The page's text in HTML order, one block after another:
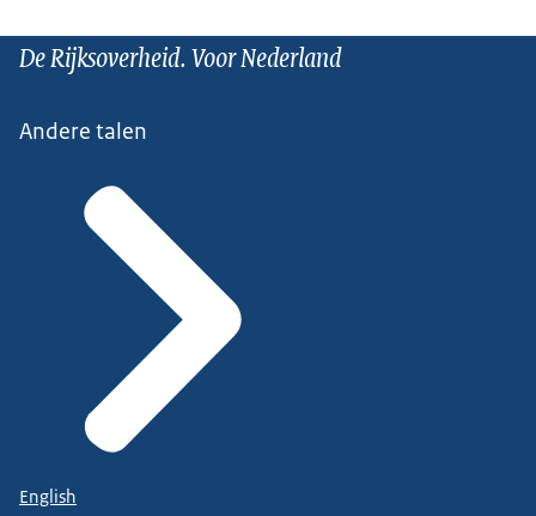
De Rijksoverheid. Voor Nederland
Andere talen
English